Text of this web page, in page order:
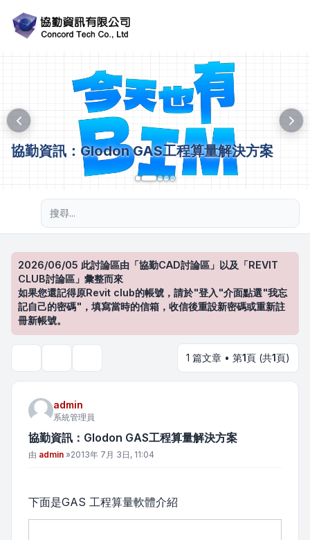
協勤資訊：Glodon GAS工程算量解決方案
2026/06/05 此討論區由「協勤CAD討論區」以及「REVIT
CLUB討論區」彙整而來
如果您還記得原Revit club的帳號，請於"登入"介面點選"我忘
記自己的密碼"，填寫當時的信箱，收信後重設新密碼或重新註
冊新帳號。
1 篇文章 • 第1頁 (共1頁)
admin
系統管理員
協勤資訊：Glodon GAS工程算量解決方案
文章
由 admin »2013年 7月 3日, 11:04
下面是GAS 工程算量軟體介紹